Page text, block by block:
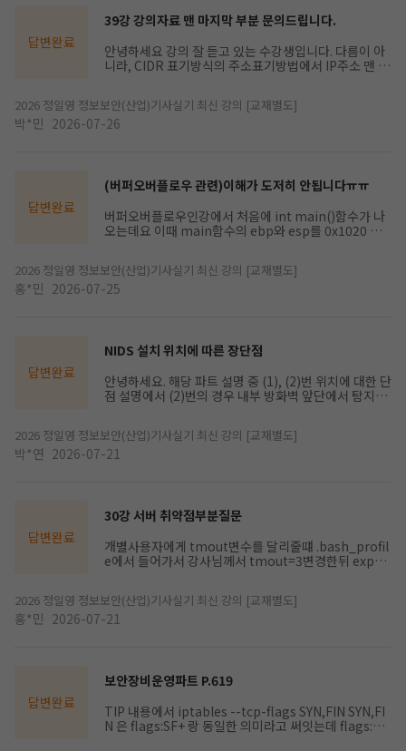
답변완료
39강 강의자료 맨 마지막 부분 문의드립니다.
안녕하세요 강의 잘 듣고 있는 수강생입니다. 다름이 아
니라, CIDR 표기방식의 주소표기방법에서 IP주소 맨 앞
지 문의드립니다.
2026 정일영 정보보안(산업)기사실기 최신 강의 [교재별도]
박*민 2026-07-26
답변완료
(버퍼오버플로우 관련)이해가 도저히 안됩니다ㅠㅠ
버퍼오버플로우인강에서 처음에 int main()함수가 나
오는데요 이때 main함수의 ebp와 esp를 0x1020 이
c라고 하고 그 주소에 int a를 집어넣었죠 이런식으로 e
sp는 이제 올라갔고 최종결과를 보면 메모리 주소값이
gv[0]); return함수가있는데요 똑같은 관점으로 접근
하면은 맨처음에 EBP-ESP에 0x1020이라고 가정하였
고 int var1=10이기때문에 ESP가 한칸올라가서 101c
인부분에 int var1=10을저장하였습니다 int var2=11
도 한칸올라가서 0x1018부분에 저장하였고요 그다음
값을 int var2=11적힌부분보다 한칸위로올라가서 그
주소값에 return 0의 주소값을 쓰구요 EBP값을 print
f()함수의 ebp로 변경시켰습니다 그 후 빠져나오기때문
라고 이해했는데요 그러면 결과값이 printf()함수의 값
-> sfp주소 -> ret주소-> int var2값 -> int var1값으
7948 467ab로나와있어서요ㅠㅠ 제가 궁금한거는 메
모리 상에 순서대로 쌓여 있는 걸 낮은 주소부터 높은주
변수(a, b)가 뒤에 나오는게 아닌지 혼란이 옵니다
2026 정일영 정보보안(산업)기사실기 최신 강의 [교재별도]
홍*민 2026-07-25
답변완료
NIDS 설치 위치에 따른 장단점
안녕하세요. 해당 파트 설명 중 (1), (2)번 위치에 대한 단
점 설명에서 (2)번의 경우 내부 방화벽 앞단에서 탐지하
는데, 왜 공격 행위로 탐지한 트래픽이 방화벽을 통
통과'할' 트래픽인지 판단하기 어렵다 의 의미인가요?
2026 정일영 정보보안(산업)기사실기 최신 강의 [교재별도]
박*연 2026-07-21
답변완료
30강 서버 취약점부분질문
개별사용자에게 tmout변수를 달리줄떄 .bash_profil
e에서 들어가서 강사님께서 tmout=3변경한뒤 expor
한다면은 부모쉘에서만 적용되고 다른 쉘에서는 적용이
안된다는것까지 알았는데 그게 우리가 다른 telent서버
2026 정일영 정보보안(산업)기사실기 최신 강의 [교재별도]
홍*민 2026-07-21
답변완료
보안장비운영파트 P.619
TIP 내용에서 iptables --tcp-flags SYN,FIN SYN,FI
N 은 flags:SF+ 랑 동일한 의미라고 써잇는데 flags:SF
랑 동일한거 아닌가요? 위 아래가 바뀐것같아 질문드립